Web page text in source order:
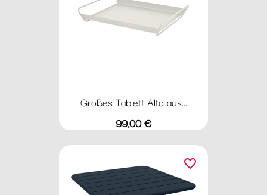
Großes Tablett Alto aus...
Preis
99,00 €
favorite_border